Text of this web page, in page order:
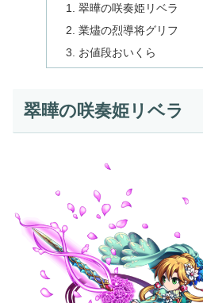
翠曄の咲奏姫リベラ
業燼の烈導将グリフ
お値段おいくら
翠曄の咲奏姫リベラ